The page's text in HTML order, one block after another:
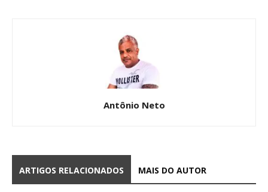
Antônio Neto
ARTIGOS RELACIONADOS MAIS DO AUTOR